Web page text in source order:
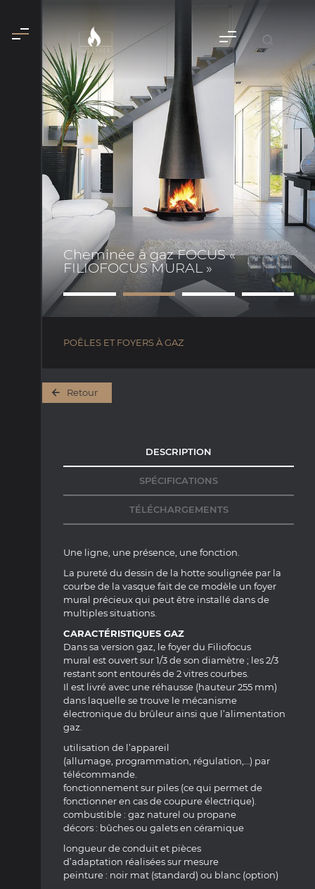
Cheminée à gaz FOCUS «
FILIOFOCUS MURAL »
POÊLES ET FOYERS À GAZ
Retour
DESCRIPTION
SPÉCIFICATIONS
TÉLÉCHARGEMENTS
Une ligne, une présence, une fonction.
La pureté du dessin de la hotte soulignée par la
courbe de la vasque fait de ce modèle un foyer
mural précieux qui peut être installé dans de
multiples situations.
CARACTÉRISTIQUES GAZ
Dans sa version gaz, le foyer du Filiofocus
mural est ouvert sur 1/3 de son diamètre ; les 2/3
restant sont entourés de 2 vitres courbes.
Il est livré avec une réhausse (hauteur 255 mm)
dans laquelle se trouve le mécanisme
électronique du brûleur ainsi que l’alimentation
gaz.
utilisation de l’appareil
(allumage, programmation, régulation,…) par
télécommande.
fonctionnement sur piles (ce qui permet de
fonctionner en cas de coupure électrique).
combustible : gaz naturel ou propane
décors : bûches ou galets en céramique
longueur de conduit et pièces
d’adaptation réalisées sur mesure
peinture : noir mat (standard) ou blanc (option)